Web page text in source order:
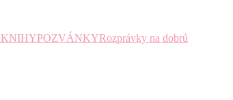
KNIHYPOZVÁNKYRozprávky na dobrú